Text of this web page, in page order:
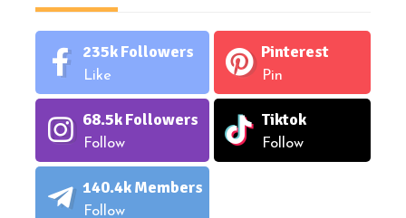
235kFollowers
Like
Pinterest
Pin
68.5kFollowers
Follow
Tiktok
Follow
140.4kMembers
Follow